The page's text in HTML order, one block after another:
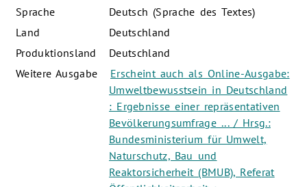
Sprache
Deutsch (Sprache des Textes)
Land
Deutschland
Produktionsland
Deutschland
Weitere Ausgabe
Erscheint auch als Online-Ausgabe:
Umweltbewusstsein in Deutschland
: Ergebnisse einer repräsentativen
Bevölkerungsumfrage ... / Hrsg.:
Bundesministerium für Umwelt,
Naturschutz, Bau und
Reaktorsicherheit (BMUB), Referat